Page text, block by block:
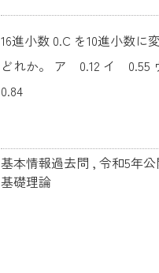
16進小数 0.C を10進小数に
どれか。 ア 0.12 イ 0.55
0.84
基本情報過去問 ,令和5年
基礎理論